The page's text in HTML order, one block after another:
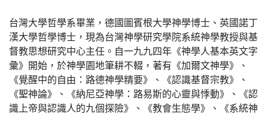
台灣大學哲學系畢業，德國圖賓根大學神學博士、英國諾丁
漢大學哲學博士，現為台灣神學研究學院系統神學教授與基
督教思想研究中心主任。自一九九四年《神學人基本英文字
彙》開始，於神學園地筆耕不輟，著有《加爾文神學》、
《覺醒中的自由：路德神學精要》、《認識基督宗教》、
《聖神論》、《納尼亞神學：路易斯的心靈與悸動》、《認
識上帝與認識人的九個探險》、《教會生態學》、《系統神